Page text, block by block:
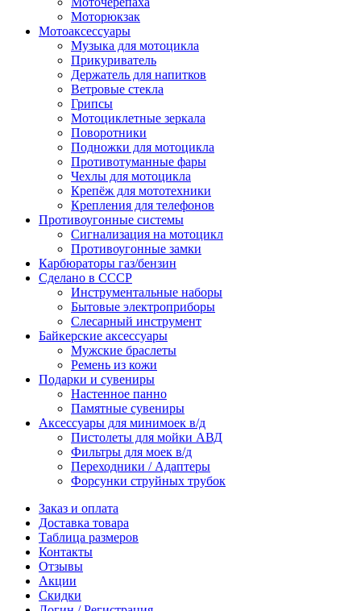
Моторюкзак
Мотоаксессуары
Музыка для мотоцикла
Прикуриватель
Держатель для напитков
Ветровые стекла
Грипсы
Мотоциклетные зеркала
Поворотники
Подножки для мотоцикла
Противотуманные фары
Чехлы для мотоцикла
Крепёж для мототехники
Крепления для телефонов
Противоугонные системы
Сигнализация на мотоцикл
Противоугонные замки
Карбюраторы газ/бензин
Сделано в СССР
Инструментальные наборы
Бытовые электроприборы
Слесарный инструмент
Байкерские аксессуары
Мужские браслеты
Ремень из кожи
Подарки и сувениры
Настенное панно
Памятные сувениры
Аксессуары для минимоек в/д
Пистолеты для мойки АВД
Фильтры для моек в/д
Переходники / Адаптеры
Форсунки струйных трубок
Заказ и оплата
Доставка товара
Таблица размеров
Контакты
Отзывы
Акции
Скидки